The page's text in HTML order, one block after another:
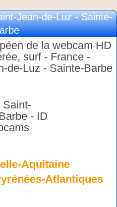
Jean-de-Luz - Sainte-
de la webcam HD
surf - France -
de-Luz - Sainte-Barbe
Aquitaine
Atlantiques